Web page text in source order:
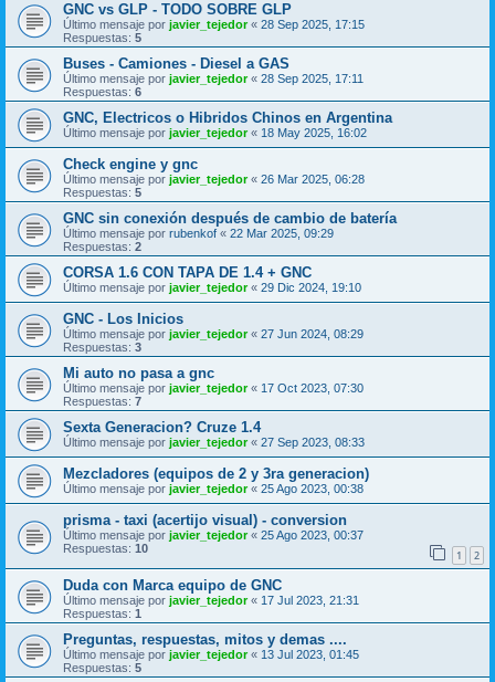
GNC vs GLP - TODO SOBRE GLP
Último mensaje por javier_tejedor« 28 Sep 2025, 17:15
Respuestas: 5
Buses - Camiones - Diesel a GAS
Último mensaje por javier_tejedor« 28 Sep 2025, 17:11
Respuestas: 6
GNC, Electricos o Hibridos Chinos en Argentina
Último mensaje por javier_tejedor« 18 May 2025, 16:02
Check engine y gnc
Último mensaje por javier_tejedor« 26 Mar 2025, 06:28
Respuestas: 5
GNC sin conexión después de cambio de batería
Último mensaje por rubenkof « 22 Mar 2025, 09:29
Respuestas: 2
CORSA 1.6 CON TAPA DE 1.4 + GNC
Último mensaje por javier_tejedor« 29 Dic 2024, 19:10
GNC - Los Inicios
Último mensaje por javier_tejedor« 27 Jun 2024, 08:29
Respuestas: 3
Mi auto no pasa a gnc
Último mensaje por javier_tejedor« 17 Oct 2023, 07:30
Respuestas: 7
Sexta Generacion? Cruze 1.4
Último mensaje por javier_tejedor« 27 Sep 2023, 08:33
Mezcladores (equipos de 2 y 3ra generacion)
Último mensaje por javier_tejedor« 25 Ago 2023, 00:38
prisma - taxi (acertijo visual) - conversion
Último mensaje por javier_tejedor« 25 Ago 2023, 00:37
Respuestas: 10 1 2
Duda con Marca equipo de GNC
Último mensaje por javier_tejedor« 17 Jul 2023, 21:31
Respuestas: 1
Preguntas, respuestas, mitos y demas ....
Último mensaje por javier_tejedor« 13 Jul 2023, 01:45
Respuestas: 5